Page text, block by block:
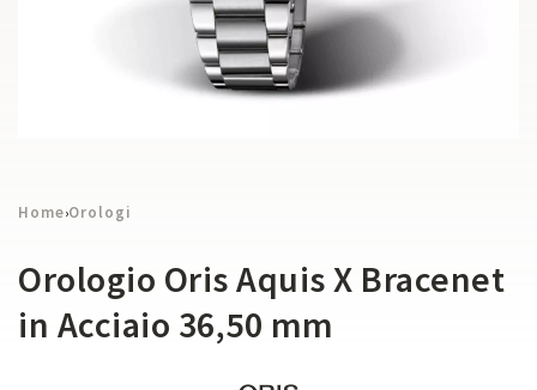
Home›Orologi
Orologio Oris Aquis X Bracenet
in Acciaio 36,50 mm